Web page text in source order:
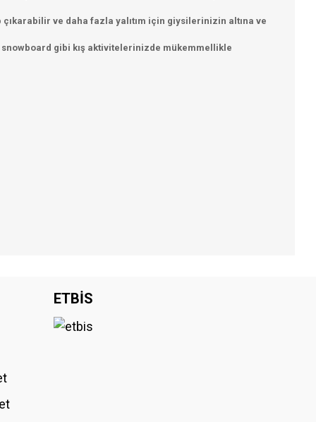
ve daha fazla yalıtım için giysilerinizin altına ve
gibi kış aktivitelerinizde mükemmellikle
ETBİS